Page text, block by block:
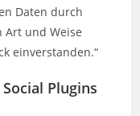
Daten durch
Art und Weise
einverstanden.“
Plugins